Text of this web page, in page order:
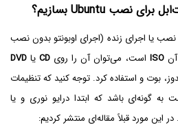
یا اجرای زنده (اجرای اوبونتو بدون نصب
آنISO است، می‌توان آن را روی CDیا DVD
بوت و استفاده کرد. توجه کنید که تنظیمات
به گونه‌ای باشد که ابتدا درایو نوری و یا